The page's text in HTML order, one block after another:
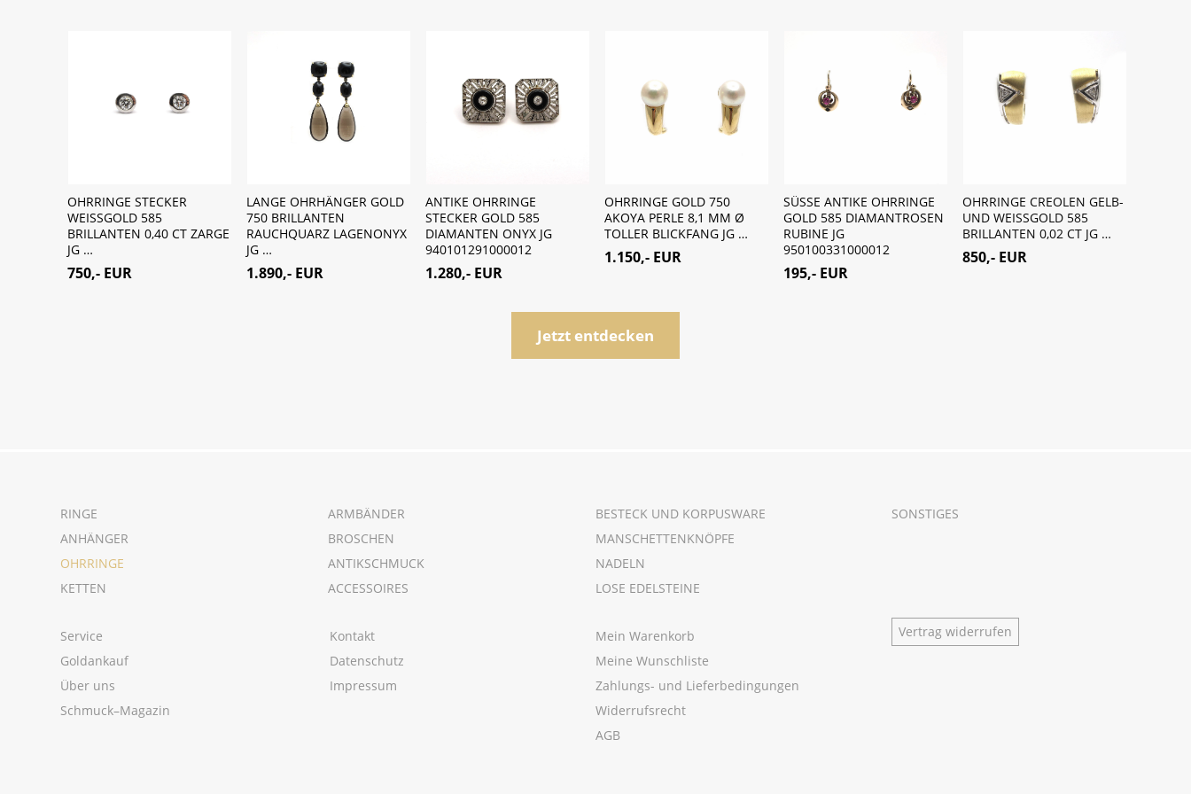
OHRRINGE STECKER
WEISSGOLD 585
BRILLANTEN 0,40 CT ZARGE
JG …
750,- EUR
LANGE OHRHÄNGER GOLD
750 BRILLANTEN
RAUCHQUARZ LAGENONYX
JG …
1.890,- EUR
ANTIKE OHRRINGE
STECKER GOLD 585
DIAMANTEN ONYX JG
940101291000012
1.280,- EUR
OHRRINGE GOLD 750
AKOYA PERLE 8,1 MM Ø
TOLLER BLICKFANG JG …
1.150,- EUR
SÜSSE ANTIKE OHRRINGE
GOLD 585 DIAMANTROSEN
RUBINE JG
950100331000012
195,- EUR
OHRRINGE CREOLEN GELB-
UND WEISSGOLD 585
BRILLANTEN 0,02 CT JG …
850,- EUR
Jetzt entdecken
RINGE
ANHÄNGER
OHRRINGE
KETTEN
ARMBÄNDER
BROSCHEN
ANTIKSCHMUCK
ACCESSOIRES
BESTECK UND KORPUSWARE
MANSCHETTENKNÖPFE
NADELN
LOSE EDELSTEINE
SONSTIGES
Service
Goldankauf
Über uns
Schmuck–Magazin
Kontakt
Datenschutz
Impressum
Mein Warenkorb
Meine Wunschliste
Zahlungs- und Lieferbedingungen
Widerrufsrecht
AGB
Vertrag widerrufen